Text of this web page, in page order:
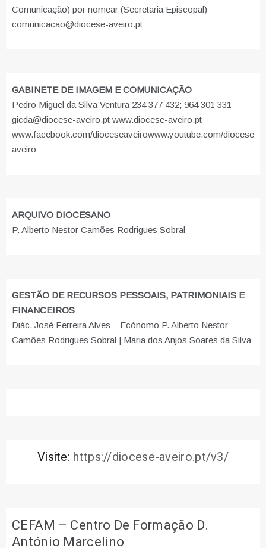
Comunicação) por nomear (Secretaria Episcopal)
comunicacao@diocese-aveiro.pt
GABINETE DE IMAGEM E COMUNICAÇÃO
Pedro Miguel da Silva Ventura 234 377 432; 964 301 331
gicda@diocese-aveiro.pt www.diocese-aveiro.pt
www.facebook.com/dioceseaveirowww.youtube.com/diocese
aveiro
ARQUIVO DIOCESANO
P. Alberto Nestor Camões Rodrigues Sobral
GESTÃO DE RECURSOS PESSOAIS, PATRIMONIAIS E
FINANCEIROS
Diác. José Ferreira Alves – Ecónomo P. Alberto Nestor
Camões Rodrigues Sobral | Maria dos Anjos Soares da Silva
Visite: https://diocese-aveiro.pt/v3/
CEFAM – Centro De Formação D.
António Marcelino